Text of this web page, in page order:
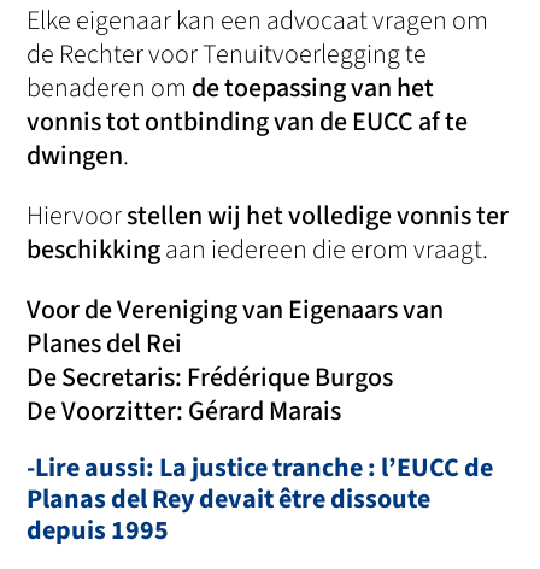
Elke eigenaar kan een advocaat vragen om
de Rechter voor Tenuitvoerlegging te
benaderen om de toepassing van het
vonnis tot ontbinding van de EUCC af te
dwingen.
Hiervoorstellen wij het volledige vonnis ter
beschikkingaan iedereen die erom vraagt.
Voor de Vereniging van Eigenaars van
Planes del Rei
De Secretaris: Frédérique Burgos
De Voorzitter: Gérard Marais
-Lire aussi: La justice tranche : l’EUCC de
Planas del Rey devait être dissoute
depuis 1995